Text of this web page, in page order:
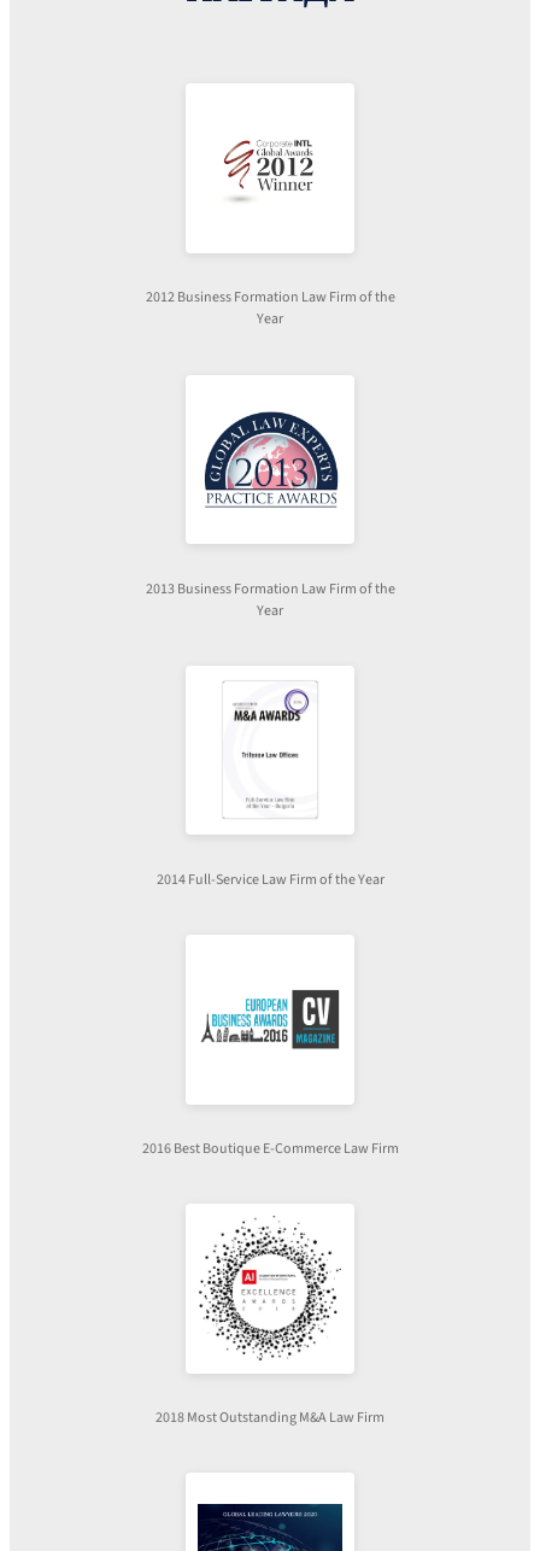
2012 Business Formation Law Firm of the
Year
2013 Business Formation Law Firm of the
Year
2014 Full-Service Law Firm of the Year
2016 Best Boutique E-Commerce Law Firm
2018 Most Outstanding M&A Law Firm